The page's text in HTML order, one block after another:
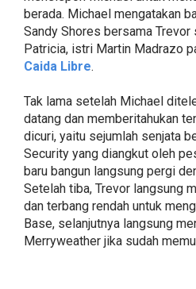
berada. Michael mengatakan
Sandy Shores bersama
Patricia, istri Martin Madrazo
Caida Libre.
Tak lama setelah Michael
datang dan memberitahukan
dicuri, yaitu sejumlah senjata
Security yang diangkut oleh
baru bangun langsung pergi
Setelah tiba, Trevor langsung
dan terbang rendah untuk
Base, selanjutnya langsung
Merryweather jika sudah